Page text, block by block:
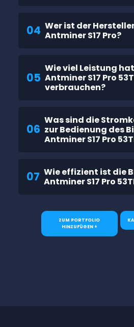
04 Wer ist der
Antminer S17 Pro?
05
Wie viel Leistung
Antminer S17 Pro
verbrauchen?
06
Was sind die
zur Bedienung des
Antminer S17 Pro
07 Wie effizient ist die
Antminer S17 Pro
ZUM PORTFOLIO
HINZUFÜGEN +